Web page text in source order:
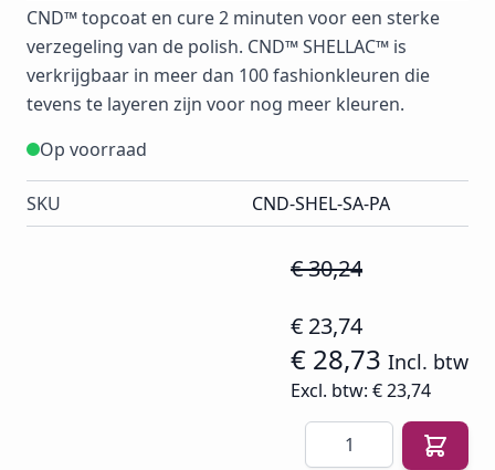
CND™ topcoat en cure 2 minuten voor een sterke
verzegeling van de polish. CND™ SHELLAC™ is
verkrijgbaar in meer dan 100 fashionkleuren die
tevens te layeren zijn voor nog meer kleuren.
Op voorraad
SKU CND-SHEL-SA-PA
€ 30,24
€ 23,74
€ 28,73 Incl. btw
Excl. btw: € 23,74
Aantal